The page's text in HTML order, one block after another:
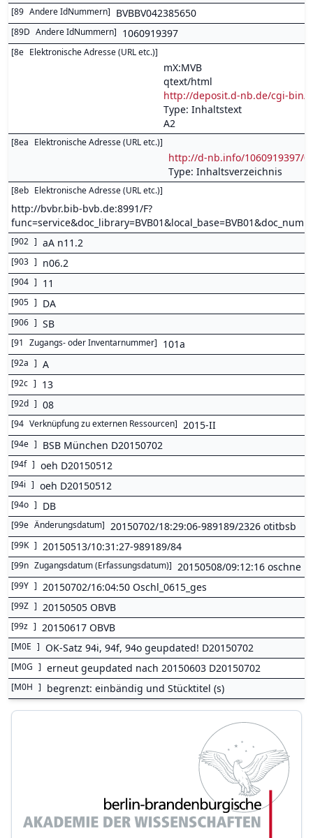
[89 Andere IdNummern] BVBBV042385650
[89D Andere IdNummern] 1060919397
[8e Elektronische Adresse (URL etc.)]
mX:MVB
qtext/html
http://deposit.d-nb.de/cgi-bin/
Type: Inhaltstext
A2
[8ea Elektronische Adresse (URL etc.)]
http://d-nb.info/1060919397/
Type: Inhaltsverzeichnis
[8eb Elektronische Adresse (URL etc.)]
http://bvbr.bib-bvb.de:8991/F?
[902 ] aA n11.2
[903 ] n06.2
[904 ] 11
[905 ] DA
[906 ] SB
[91 Zugangs- oder Inventarnummer] 101a
[92a ] A
[92c ] 13
[92d ] 08
[94 Verknüpfung zu externen Ressourcen] 2015-II
[94e ] BSB München D20150702
[94f ] oeh D20150512
[94i ] oeh D20150512
[94o ] DB
[99e Änderungsdatum] 20150702/18:29:06-989189/2326 otitbsb
[99K ] 20150513/10:31:27-989189/84
[99n Zugangsdatum (Erfassungsdatum)] 20150508/09:12:16 oschne
[99Y ] 20150702/16:04:50 Oschl_0615_ges
[99Z ] 20150505 OBVB
[99z ] 20150617 OBVB
[M0E ] OK-Satz 94i, 94f, 94o geupdated! D20150702
[M0G ] erneut geupdated nach 20150603 D20150702
[M0H ] begrenzt: einbändig und Stücktitel (s)